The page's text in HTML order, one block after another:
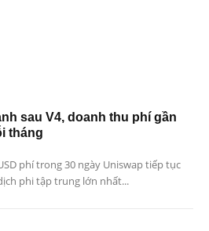
sau V4, doanh thu phí gần
tháng
phí trong 30 ngày Uniswap tiếp tục
phi tập trung lớn nhất...